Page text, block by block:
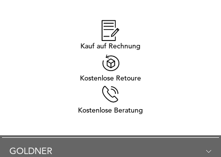
Kauf auf Rechnung
Kostenlose Retoure
Kostenlose Beratung
GOLDNER